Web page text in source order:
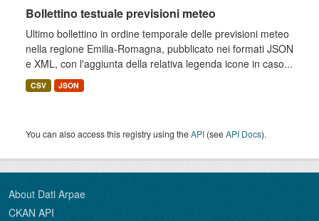
Bollettino testuale previsioni meteo
Ultimo bollettino in ordine temporale delle previsioni meteo
nella regione Emilia-Romagna, pubblicato nei formati JSON
e XML, con l'aggiunta della relativa legenda icone in caso...
CSV JSON
You can also access this registry using theAPI (seeAPI Docs).
About Dati Arpae
CKAN API